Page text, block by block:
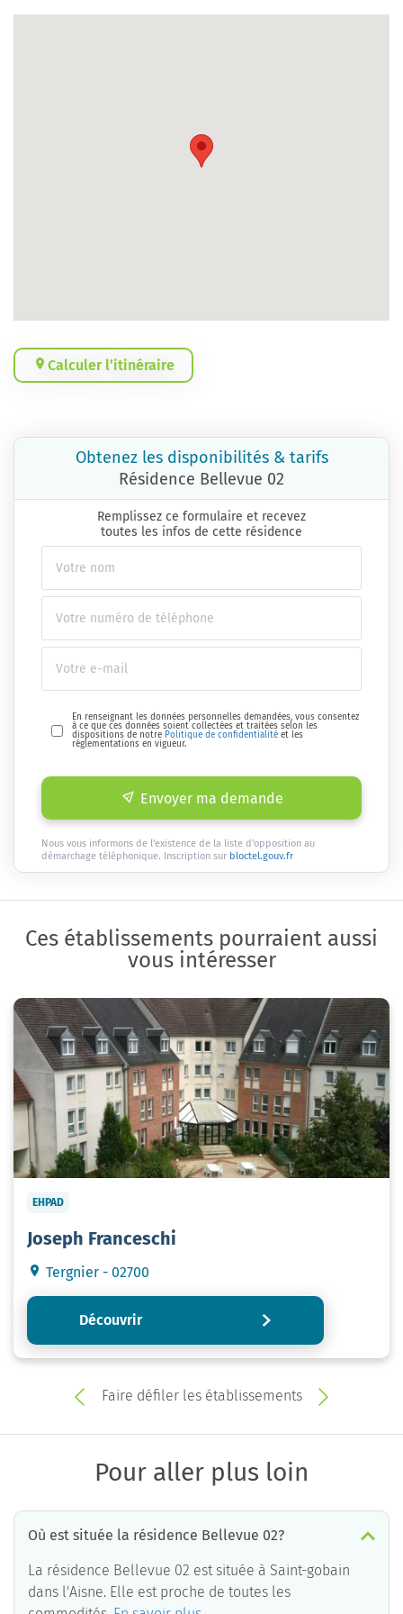
Calculer l’itinéraire
Obtenez les disponibilités & tarifs
Résidence Bellevue 02
Remplissez ce formulaire et recevez
toutes les infos de cette résidence
En renseignant les données personnelles demandées, vous consentez
à ce que ces données soient collectées et traitées selon les
dispositions de notre Politique de confidentialité et les
réglementations en vigueur.
Envoyer ma demande
Nous vous informons de l'existence de la liste d'opposition au
démarchage téléphonique. Inscription sur bloctel.gouv.fr
Ces établissements pourraient aussi
vous intéresser
EHPAD
Joseph Franceschi
Tergnier - 02700
Découvrir
Faire défiler les établissements
Pour aller plus loin
Où est située la résidence Bellevue 02?
La résidence Bellevue 02 est située à Saint-gobain
dans l'Aisne. Elle est proche de toutes les